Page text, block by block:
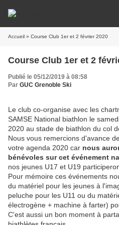
Accueil » Course Club 1er et 2 février 2020
Course Club 1er et 2
Publié le 05/12/2019 à 08:58
Par GUC Grenoble Ski
Le club co-organise avec les
SAMSE National biathlon le
2020 au stade de biathlon du col
Nous vous remercions d'avance
votre agenda 2020 car nous
bénévoles sur cet événement
nos jeunes U17 et U19
Pour mémoire ces événements
du matériel pour les jeunes à
peluche pour les U11 ou du
électrogène + machine à farter)
C'est aussi un bon moment à